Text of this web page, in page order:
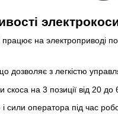
на электроприводі
дозволяє з легкістю
скоса на 3 позиції від 20
сили оператора під час